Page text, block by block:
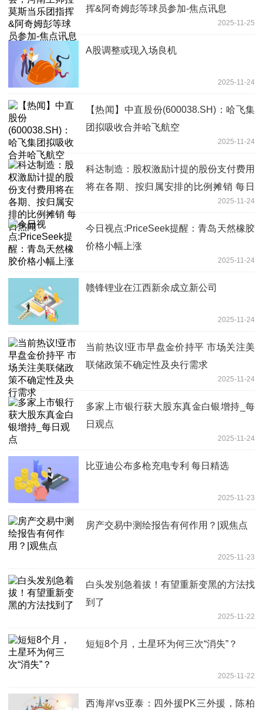
挥&阿奇姆彭等球员参加-焦点讯息
2025-11-25
A股调整或现入场良机
2025-11-24
【热闻】中直股份(600038.SH)：哈飞集
团拟吸收合并哈飞航空
2025-11-24
科达制造：股权激励计提的股份支付费用
将在各期、按归属安排的比例摊销 每日
2025-11-24
今日视点:PriceSeek提醒：青岛天然橡胶
价格小幅上涨
2025-11-24
赣锋锂业在江西新余成立新公司
2025-11-24
当前热议!亚市早盘金价持平 市场关注美
联储政策不确定性及央行需求
2025-11-24
多家上市银行获大股东真金白银增持_每
日观点
2025-11-24
比亚迪公布多枪充电专利 每日精选
2025-11-23
房产交易中测绘报告有何作用？|观焦点
2025-11-23
白头发别急着拔！有望重新变黑的方法找
到了
2025-11-22
短短8个月，土星环为何三次“消失”？
2025-11-22
西海岸vs亚泰：四外援PK三外援，陈柏